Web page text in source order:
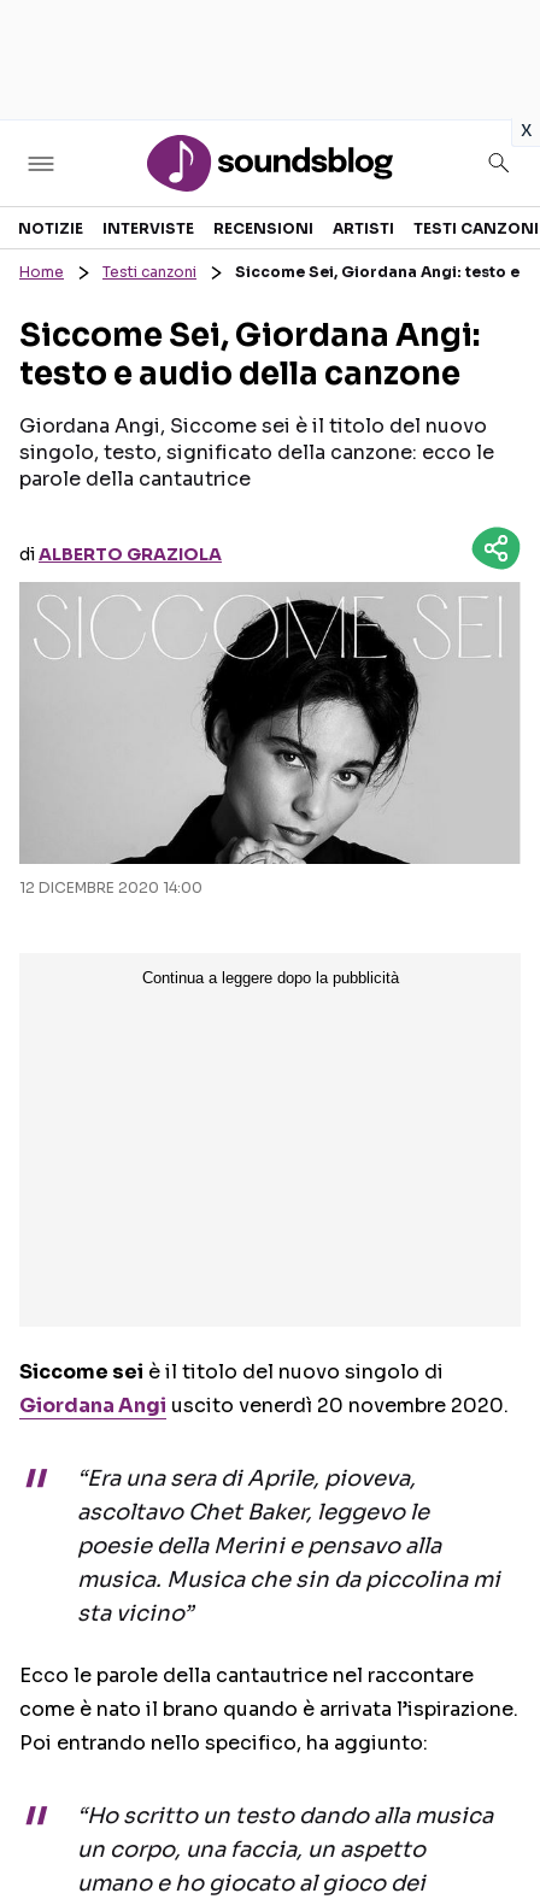
x
Sezioni
RECENSIONI MUSICALI
INTERVISTE
GOSSIP E CURIOSITÀ
TESTI CANZONI
TOUR ED EVENTI
TALENT SHOW
Seguici sui social
NOTIZIE INTERVISTE RECENSIONI ARTISTI TESTI CANZONI
Home Testi canzoni Siccome Sei, Giordana Angi: testo e
Siccome Sei, Giordana Angi:
testo e audio della canzone
Giordana Angi, Siccome sei è il titolo del nuovo
singolo, testo, significato della canzone: ecco le
parole della cantautrice
diALBERTO GRAZIOLA
12 DICEMBRE 2020 14:00
Siccome sei è il titolo del nuovo singolo di
Giordana Angi uscito venerdì 20 novembre 2020.
“Era una sera di Aprile, pioveva,
ascoltavo Chet Baker, leggevo le
poesie della Merini e pensavo alla
musica. Musica che sin da piccolina mi
sta vicino”
Ecco le parole della cantautrice nel raccontare
come è nato il brano quando è arrivata l’ispirazione.
Poi entrando nello specifico, ha aggiunto:
“Ho scritto un testo dando alla musica
un corpo, una faccia, un aspetto
umano e ho giocato al gioco dei